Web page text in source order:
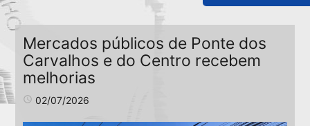
Mercados públicos de Ponte dos
Carvalhos e do Centro recebem
melhorias
access_time 02/07/2026